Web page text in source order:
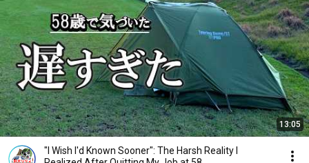
13:05
"I Wish I'd Known Sooner": The Harsh Reality I